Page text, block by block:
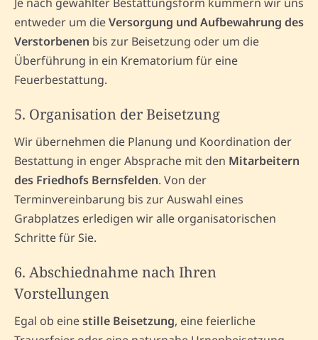
Je nach gewählter Bestattungsform kümmern wir uns
entweder um dieVersorgung und Aufbewahrung des
Verstorbenen bis zur Beisetzung oder um die
Überführung in ein Krematorium für eine
Feuerbestattung.
5. Organisation der Beisetzung
Wir übernehmen die Planung und Koordination der
Bestattung in enger Absprache mit den Mitarbeitern
des Friedhofs Bernsfelden. Von der
Terminvereinbarung bis zur Auswahl eines
Grabplatzes erledigen wir alle organisatorischen
Schritte für Sie.
6. Abschiednahme nach Ihren
Vorstellungen
Egal ob einestille Beisetzung, eine feierliche